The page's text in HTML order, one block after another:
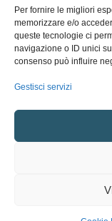
Per fornire le migliori
memorizzare e/o
queste tecnologie ci
navigazione o ID unici
consenso può influire
Gestisci servizi
Cielo del Mese
Astronomia, Astrofisica
Articoli e Risorse On-Line